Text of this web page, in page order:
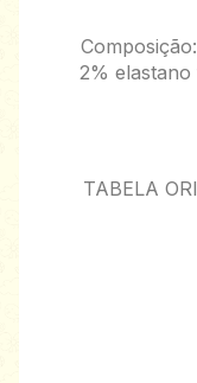
2%
TABELA